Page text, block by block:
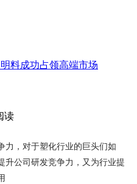
料成功占领高端市场
读
力，对于塑化行业的巨头们如
升公司研发竞争力，又为行业提